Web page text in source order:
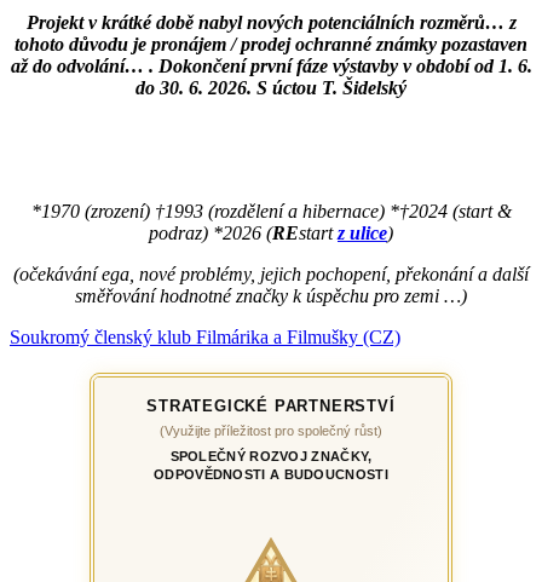
Projekt v krátké době nabyl nových potenciálních rozměrů… z
tohoto důvodu je pronájem / prodej ochranné známky pozastaven
až do odvolání… . Dokončení první fáze výstavby v období od 1. 6.
do 30. 6. 2026. S úctou T. Šidelský
*1970 (zrození) †1993 (rozdělení a hibernace) *†2024 (start &
podraz) *2026 (REstartz ulice)
(očekávání ega, nové problémy, jejich pochopení, překonání a další
směřování hodnotné značky k úspěchu pro zemi …)
Soukromý členský klub Filmárika a Filmušky (CZ)
STRATEGICKÉ PARTNERSTVÍ
(Využijte příležitost pro společný růst)
SPOLEČNÝ ROZVOJ ZNAČKY,
ODPOVĚDNOSTI A BUDOUCNOSTI